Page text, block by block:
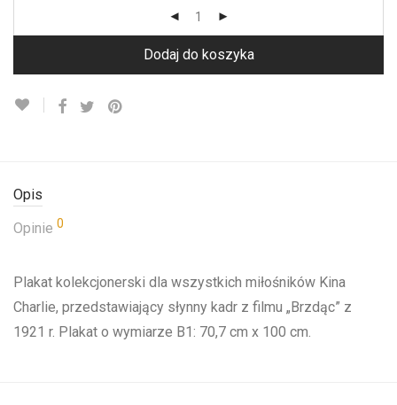
Dodaj do koszyka
Opis
Opinie 0
Plakat kolekcjonerski dla wszystkich miłośników Kina
Charlie, przedstawiający słynny kadr z filmu „Brzdąc” z
1921 r. Plakat o wymiarze B1: 70,7 cm x 100 cm.